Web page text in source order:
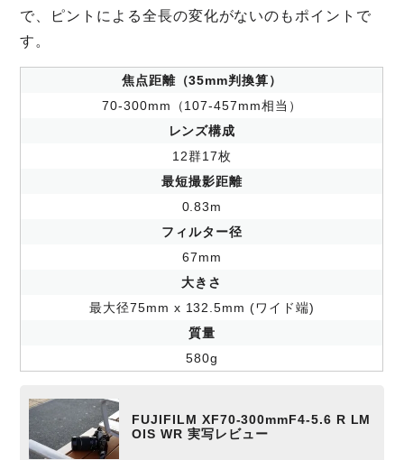
で、ピントによる全長の変化がないのもポイントで
す。
焦点距離（35mm判換算）
70-300mm（107-457mm相当）
レンズ構成
12群17枚
最短撮影距離
0.83m
フィルター径
67mm
大きさ
最大径75mm x 132.5mm (ワイド端)
質量
580g
FUJIFILM XF70-300mmF4-5.6 R LM
OIS WR 実写レビュー